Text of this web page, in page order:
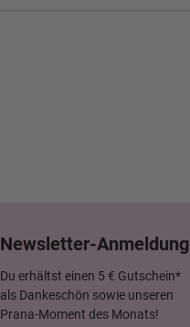
Newsletter-Anmeldung
Du erhältst einen 5 € Gutschein*
als Dankeschön sowie unseren
Prana-Moment des Monats!